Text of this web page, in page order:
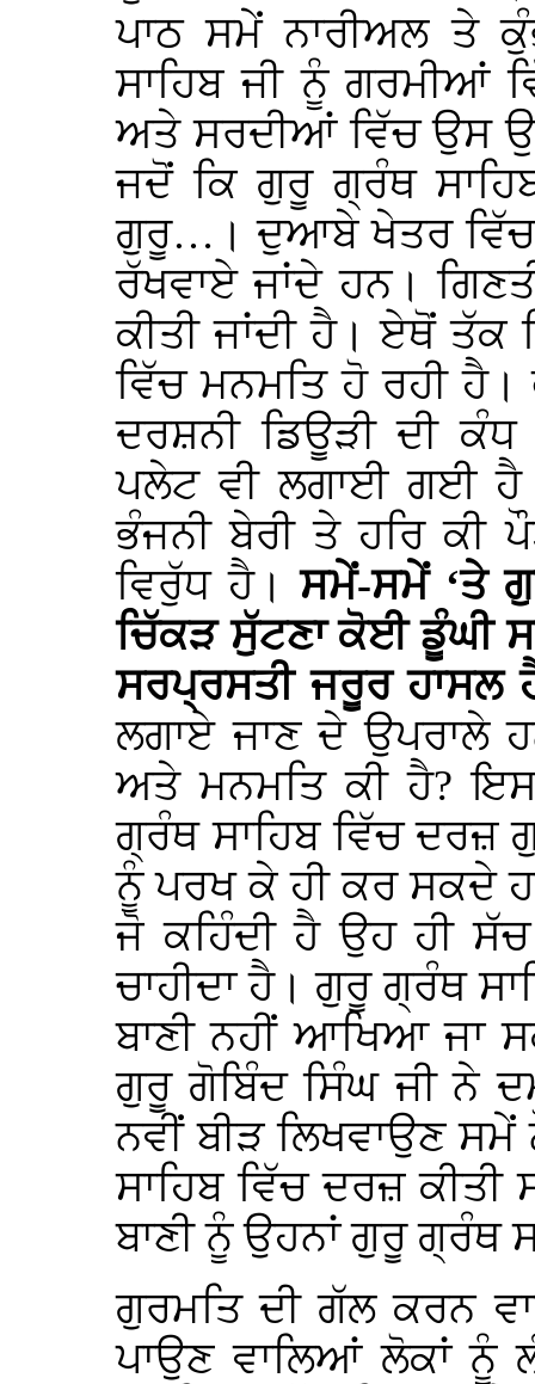
ਪਾਠ ਸਮੇਂ ਨਾਰੀਅਲ ਤੇ
ਸਾਹਿਬ ਜੀ ਨੂੰ ਗਰਮੀਆਂ
ਅਤੇ ਸਰਦੀਆਂ ਵਿੱਚ ਉਸ
ਜਦੋਂ ਕਿ ਗੁਰੂ ਗ੍ਰੰਥ
ਗੁਰੂ…। ਦੁਆਬੇ ਖੇਤਰ ਵਿੱਚ
ਰੱਖਵਾਏ ਜਾਂਦੇ ਹਨ।
ਕੀਤੀ ਜਾਂਦੀ ਹੈ। ਏਥੋਂ ਤੱਕ
ਵਿੱਚ ਮਨਮਤਿ ਹੋ ਰਹੀ
ਦਰਸ਼ਨੀ ਡਿਊੜੀ ਦੀ
ਪਲੇਟ ਵੀ ਲਗਾਈ ਗਈ
ਭੰਜਨੀ ਬੇਰੀ ਤੇ ਹਰਿ ਕੀ
ਵਿਰੁੱਧ ਹੈ।ਸਮੇਂ-ਸਮੇਂ ‘ਤੇ
ਚਿੱਕੜ ਸੁੱਟਣਾ ਕੋਈ ਡੂੰਘੀ
ਸਰਪ੍ਰਸਤੀ ਜਰੂਰ ਹਾਸਲ
ਲਗਾਏ ਜਾਣ ਦੇ ਉਪਰਾਲੇ
ਅਤੇ ਮਨਮਤਿ ਕੀ ਹੈ? ਇਸ
ਗ੍ਰੰਥ ਸਾਹਿਬ ਵਿੱਚ ਦਰਜ਼
ਨੂੰ ਪਰਖ ਕੇ ਹੀ ਕਰ ਸਕਦੇ
ਜੋ ਕਹਿੰਦੀ ਹੈ ਉਹ ਹੀ
ਚਾਹੀਦਾ ਹੈ। ਗੁਰੂ ਗ੍ਰੰਥ
ਬਾਣੀ ਨਹੀਂ ਆਖਿਆ ਜਾ
ਗੁਰੂ ਗੋਬਿੰਦ ਸਿੰਘ ਜੀ ਨੇ
ਨਵੀਂ ਬੀੜ ਲਿਖਵਾਉਣ ਸਮੇਂ
ਸਾਹਿਬ ਵਿੱਚ ਦਰਜ਼
ਬਾਣੀ ਨੂੰ ਉਹਨਾਂ ਗੁਰੂ ਗ੍ਰੰਥ
ਗੁਰਮਤਿ ਦੀ ਗੱਲ ਕਰਨ
ਪਾਉਣ ਵਾਲਿਆਂ ਲੋਕਾਂ